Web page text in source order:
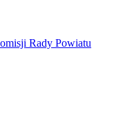
Rady Powiatu